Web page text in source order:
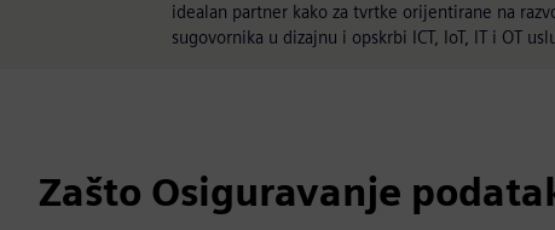
idealan partner kako za tvrtke orijentirane na
sugovornika u dizajnu i opskrbi ICT, IoT, IT i OT
Zašto Osiguravanje